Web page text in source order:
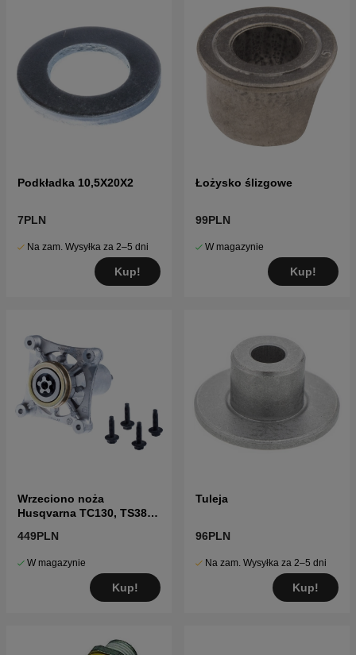
Podkładka 10,5X20X2
7PLN
Na zam. Wysyłka za 2–5 dni
Kup!
Łożysko ślizgowe
99PLN
W magazynie
Kup!
Wrzeciono noża
Husqvarna TC130, TS38,
inne
449PLN
W magazynie
Kup!
Tuleja
96PLN
Na zam. Wysyłka za 2–5 dni
Kup!